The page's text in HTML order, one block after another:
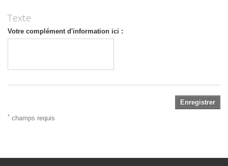
Texte
Votre complément d'information ici :
Enregistrer
* champs requis